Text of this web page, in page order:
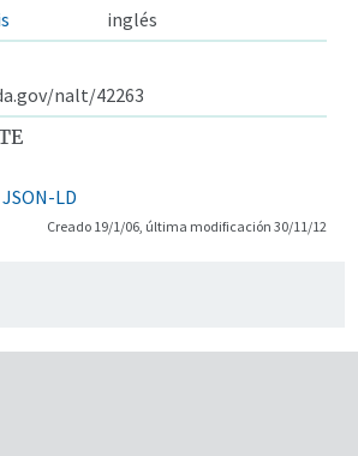
inglés
nalt/42263
JSON-LD
Creado 19/1/06, última modificación 30/11/12
Links